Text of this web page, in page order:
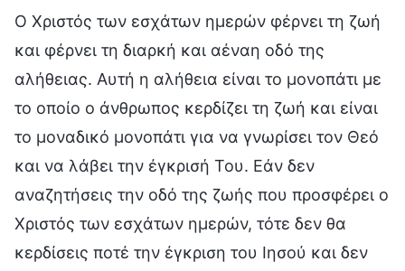
Ο Χριστός των εσχάτων ημερών φέρνει τη ζωή
και φέρνει τη διαρκή και αέναη οδό της
αλήθειας. Αυτή η αλήθεια είναι το μονοπάτι με
το οποίο ο άνθρωπος κερδίζει τη ζωή και είναι
το μοναδικό μονοπάτι για να γνωρίσει τον Θεό
και να λάβει την έγκρισή Του. Εάν δεν
αναζητήσεις την οδό της ζωής που προσφέρει ο
Χριστός των εσχάτων ημερών, τότε δεν θα
κερδίσεις ποτέ την έγκριση του Ιησού και δεν